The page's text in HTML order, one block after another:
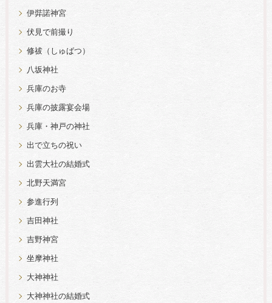
伊弉諾神宮
伏見で前撮り
修祓（しゅばつ）
八坂神社
兵庫のお寺
兵庫の披露宴会場
兵庫・神戸の神社
出で立ちの祝い
出雲大社の結婚式
北野天満宮
参進行列
吉田神社
吉野神宮
坐摩神社
大神神社
大神神社の結婚式